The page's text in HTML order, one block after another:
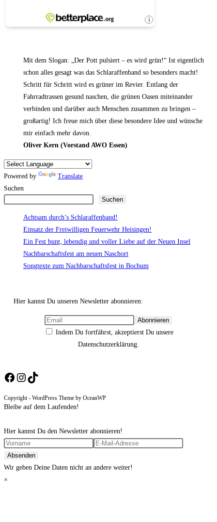
Mit dem Slogan: „Der Pott pulsiert – es wird grün!“ Ist eigentlich
schon alles gesagt was das Schlaraffenband so besonders macht!
Schritt für Schritt wird es grüner im Revier. Entlang der
Fahrradtrassen gesund naschen, die grünen Oasen miteinander
verbinden und darüber auch Menschen zusammen zu bringen –
großartig! Ich freue mich über diese besondere Idee und wünsche
mir einfach mehr davon.
Oliver Kern (Vorstand AWO Essen)
Powered by
Translate
Suchen
Suchen
Achtsam durch’s Schlaraffenband!
Einsatz der Freiwilligen Feuerwehr Heisingen!
Ein Fest bunt, lebendig und voller Liebe auf der Neuen Insel
Nachbarschaftsfest am neuen Naschort
Songtexte zum Nachbarschaftsfest in Bochum
Hier kannst Du unseren Newsletter abonnieren:
Indem Du fortfährst, akzeptierst Du unsere
Datenschutzerklärung.
Facebook
Instagram
TikTok
Copyright - WordPress Theme by OceanWP
Bleibe auf dem Laufenden!
Hier kannst Du den Newsletter abonnieren!
Wir geben Deine Daten nicht an andere weiter!
×